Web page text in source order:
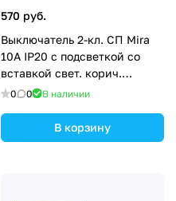
570 руб.
Выключатель 2-кл. СП Mira
10А IP20 с подсветкой со
вставкой свет. корич.
перламутр. LEZARD 701-3131-
0 0 В наличии
В корзину